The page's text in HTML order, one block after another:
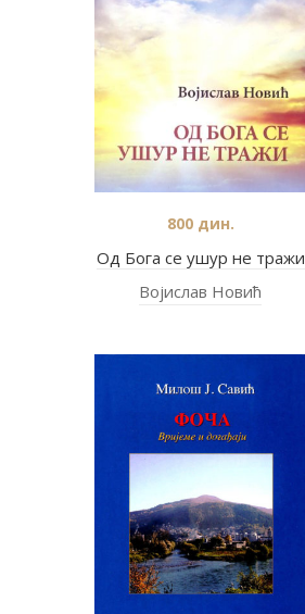
Од Бога се ушур не тражи
800дин.
Војислав Новић